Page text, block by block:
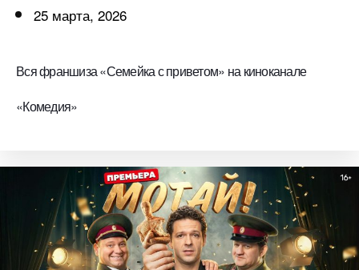
25 марта, 2026
Вся франшиза «Семейка с приветом» на киноканале
«Комедия»